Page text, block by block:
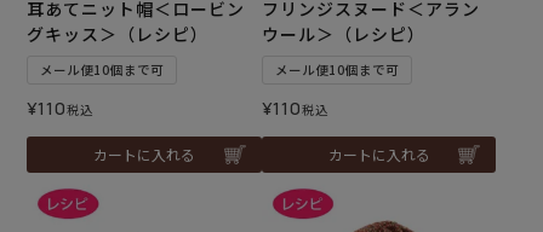
耳あてニット帽＜ロービン
グキッス＞（レシピ）
メール便10個まで可
¥110税込
カートに入れる
フリンジスヌード＜アラン
ウール＞（レシピ）
メール便10個まで可
¥110税込
カートに入れる